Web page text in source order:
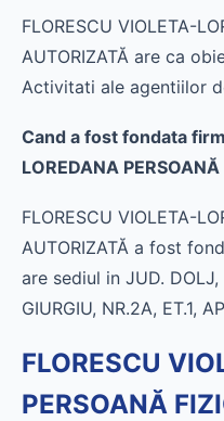
FLORESCU VIOLETA-
AUTORIZATĂ are ca
Activitati ale agentiilor
Cand a fost fondata
LOREDANA
FLORESCU VIOLETA-
AUTORIZATĂ a fost
are sediul in JUD. DOLJ,
GIURGIU, NR.2A, ET.1,
FLORESCU
PERSOANĂ